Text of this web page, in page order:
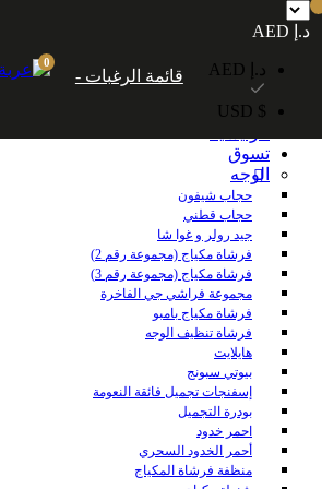
درهمًا إماراتيًا. شحن مجاني عالميًا للطلبات التي تزيد قيمتها عن 600
تسوق
الوجه
حجاب شيفون
حجاب قطني
جيد رولر و غوا شا
فرشاة مكياج (مجموعة رقم 2)
فرشاة مكياج (مجموعة رقم 3)
مجموعة فراشي جي الفاخرة
فرشاة مكياج بامبو
فرشاة تنظيف الوجه
هايلايت
بيوتي سبونج
إسفنجات تجميل فائقة النعومة
بودرة التجميل
احمر خدود
أحمر الخدود السحري
منظفة فرشاة المكياج
د.إ AED
د.إ AED
$ USD
قائمة الرغبات -
0